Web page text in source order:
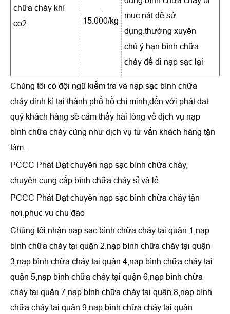
chữa cháy khí
co2
-
15.000/kg
mục nát để sử
dụng.thường xuyên
chú ý hạn bình chữa
cháy để di nạp sạc lại
Chúng tôi có đội ngũ kiểm tra và nạp sạc bình chữa
cháy định kì tại thành phố hồ chí minh,đến với phát đạt
quý khách hàng sẽ cảm thấy hài lòng về dịch vụ nạp
bình chữa cháy cũng như dịch vụ tư vấn khách hàng tận
tâm.
PCCC Phát Đạt chuyên nạp sạc bình chữa cháy,
chuyên cung cấp bình chữa cháy sỉ và lẻ
PCCC Phát Đạt chuyên nạp sạc bình chữa cháy tận
nơi,phục vụ chu đáo
Chúng tôi nhận nạp sạc bình chữa cháy tại quận 1,nạp
bình chữa cháy tại quận 2,nạp bình chữa cháy tại quận
3,nạp bình chữa cháy tại quận 4,nạp bình chữa cháy tại
quận 5,nạp bình chữa cháy tại quận 6,nạp bình chữa
cháy tại quận 7,nạp bình chữa cháy tại quận 8,nạp bình
chữa cháy tại quận 9,nạp bình chữa cháy tại quận